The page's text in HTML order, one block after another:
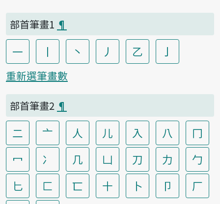
部首筆畫1 ¶
一 丨 丶 丿 乙 亅
重新選筆畫數
部首筆畫2 ¶
二 亠 人 儿 入 八
冂
冖
冫 几 凵 刀 力
勹
匕
匚 匸 十 卜 卩
厂